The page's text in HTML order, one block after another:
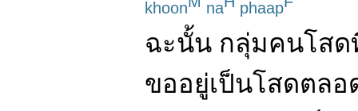
khoon
na phaap
ฉะนั้น กลุ่มคนโสด
ขออยู่เป็นโสดตลอ